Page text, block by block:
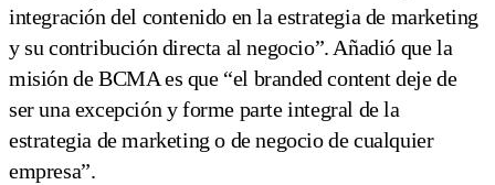
integración del contenido en la estrategia de marketing
y su contribución directa al negocio”. Añadió que la
misión de BCMA es que “el branded content deje de
ser una excepción y forme parte integral de la
estrategia de marketing o de negocio de cualquier
empresa”.